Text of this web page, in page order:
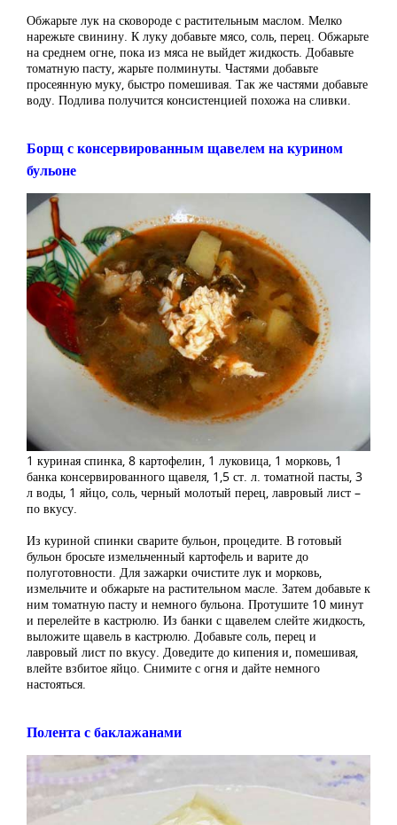
Обжарьте лук на сковороде с растительным маслом. Мелко
нарежьте свинину. К луку добавьте мясо, соль, перец. Обжарьте
на среднем огне, пока из мяса не выйдет жидкость. Добавьте
томатную пасту, жарьте полминуты. Частями добавьте
просеянную муку, быстро помешивая. Так же частями добавьте
воду. Подлива получится консистенцией похожа на сливки.
Борщ с консервированным щавелем на курином
бульоне
1 куриная спинка, 8 картофелин, 1 луковица, 1 морковь, 1
банка консервированного щавеля, 1,5 ст. л. томатной пасты, 3
л воды, 1 яйцо, соль, черный молотый перец, лавровый лист –
по вкусу.
Из куриной спинки сварите бульон, процедите. В готовый
бульон бросьте измельченный картофель и варите до
полуготовности. Для зажарки очистите лук и морковь,
измельчите и обжарьте на растительном масле. Затем добавьте к
ним томатную пасту и немного бульона. Протушите 10 минут
и перелейте в кастрюлю. Из банки с щавелем слейте жидкость,
выложите щавель в кастрюлю. Добавьте соль, перец и
лавровый лист по вкусу. Доведите до кипения и, помешивая,
влейте взбитое яйцо. Снимите с огня и дайте немного
настояться.
Полента с баклажанами